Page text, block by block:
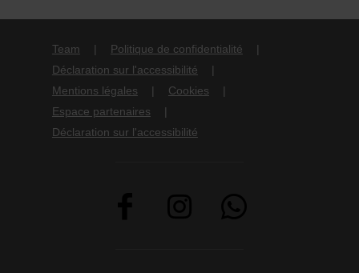
Team
Politique de confidentialité
Déclaration sur l'accessibilité
Mentions légales
Cookies
Espace partenaires
Déclaration sur l'accessibilité